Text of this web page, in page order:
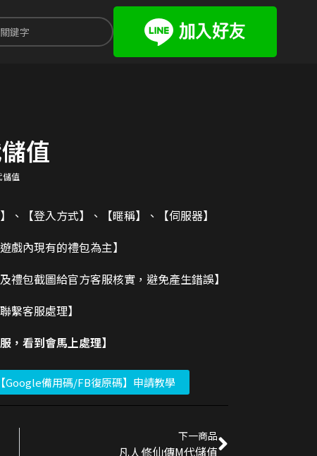
值
儲值
、【登入方式】、【暱稱】、【伺服器】
戲內現有的禮包為主】
禮包截圖給官方客服核實，避免產生錯誤】
繫客服處理】
，看到會馬上處理】
【Google備用碼/FB復原碼】申請教學
下一商品
凡人修仙傳M代儲值